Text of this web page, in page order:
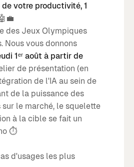
de votre productivité, 1
des Jeux Olympiques
Nous vous donnons
1ᵉʳ août à partir de
de présentation (en
de l'IA au sein de
de la puissance des
le marché, le squelette
à la cible se fait un
⏱️
d'usages les plus